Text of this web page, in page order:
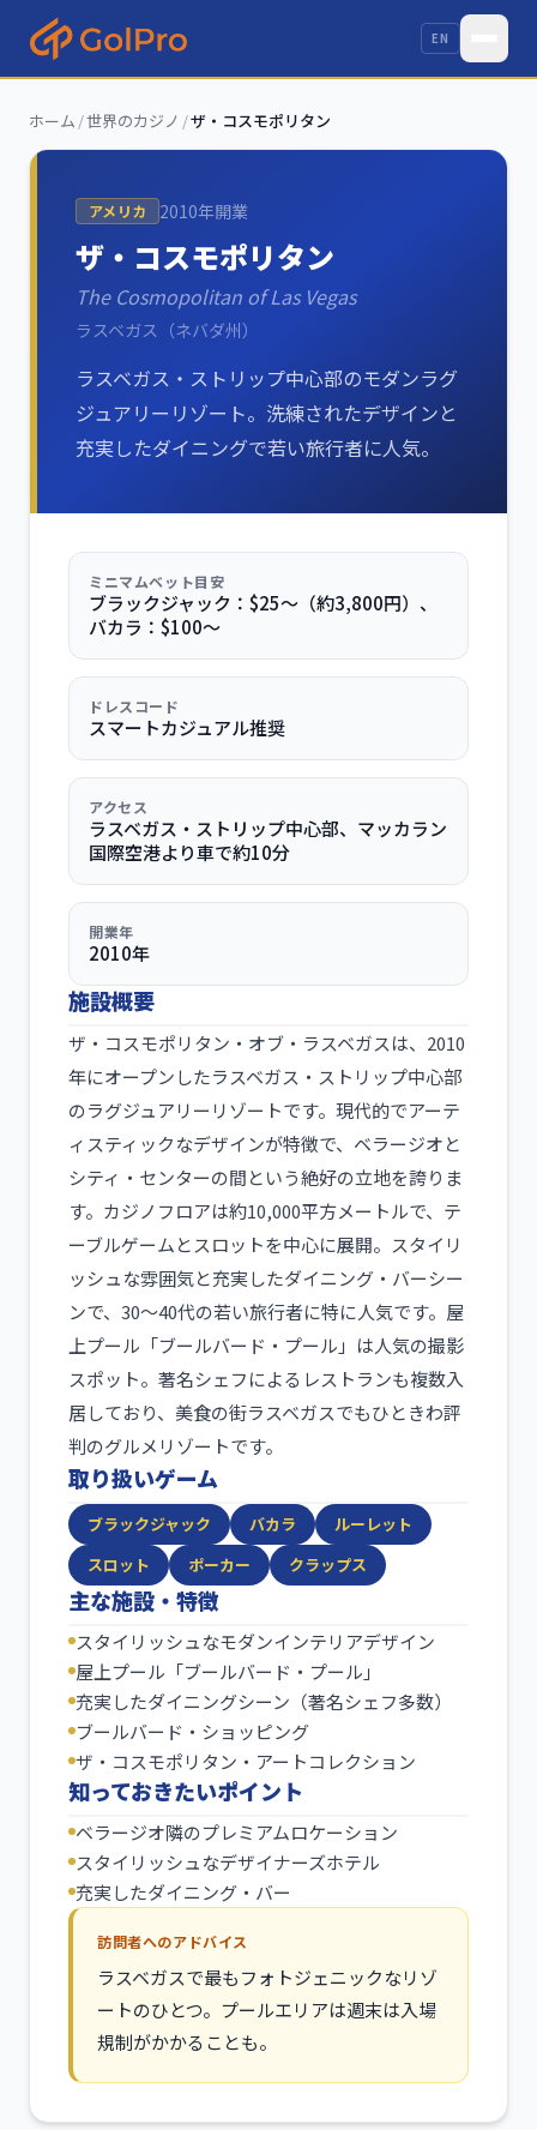
EN
ホーム /世界のカジノ /ザ・コスモポリタン
アメリカ 2010年開業
ザ・コスモポリタン
The Cosmopolitan of Las Vegas
ラスベガス（ネバダ州）
ラスベガス・ストリップ中心部のモダンラグ
ジュアリーリゾート。洗練されたデザインと
充実したダイニングで若い旅行者に人気。
ミニマムベット目安
ブラックジャック：$25〜（約3,800円）、
バカラ：$100〜
ドレスコード
スマートカジュアル推奨
アクセス
ラスベガス・ストリップ中心部、マッカラン
国際空港より車で約10分
開業年
2010年
施設概要
ザ・コスモポリタン・オブ・ラスベガスは、2010
年にオープンしたラスベガス・ストリップ中心部
のラグジュアリーリゾートです。現代的でアーテ
ィスティックなデザインが特徴で、ベラージオと
シティ・センターの間という絶好の立地を誇りま
す。カジノフロアは約10,000平方メートルで、テ
ーブルゲームとスロットを中心に展開。スタイリ
ッシュな雰囲気と充実したダイニング・バーシー
ンで、30〜40代の若い旅行者に特に人気です。屋
上プール「ブールバード・プール」は人気の撮影
スポット。著名シェフによるレストランも複数入
居しており、美食の街ラスベガスでもひときわ評
判のグルメリゾートです。
取り扱いゲーム
ブラックジャック バカラ
ルーレット
スロット
ポーカー クラップス
主な施設・特徴
スタイリッシュなモダンインテリアデザイン
屋上プール「ブールバード・プール」
充実したダイニングシーン（著名シェフ多数）
ブールバード・ショッピング
ザ・コスモポリタン・アートコレクション
知っておきたいポイント
ベラージオ隣のプレミアムロケーション
スタイリッシュなデザイナーズホテル
充実したダイニング・バー
訪問者へのアドバイス
ラスベガスで最もフォトジェニックなリゾ
ートのひとつ。プールエリアは週末は入場
規制がかかることも。